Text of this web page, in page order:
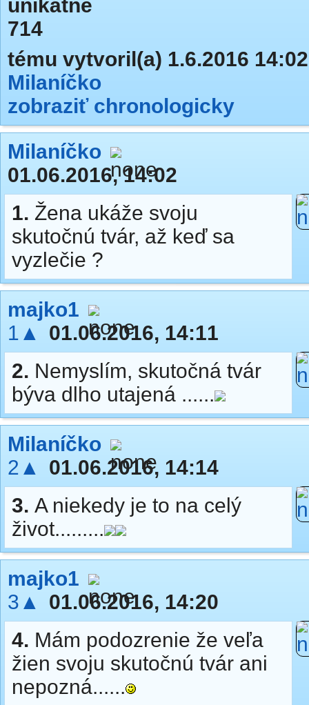
unikátne
714
tému vytvoril(a) 1.6.2016 14:02
Milaníčko
zobraziť chronologicky
Milaníčko
01.06.2016, 14:02
1. Žena ukáže svoju
skutočnú tvár, až keď sa
vyzlečie ?
majko1
1▲
01.06.2016, 14:11
2. Nemyslím, skutočná tvár
býva dlho utajená ......
Milaníčko
2▲
01.06.2016, 14:14
3. A niekedy je to na celý
život.........
majko1
3▲
01.06.2016, 14:20
4. Mám podozrenie že veľa
žien svoju skutočnú tvár ani
nepozná......